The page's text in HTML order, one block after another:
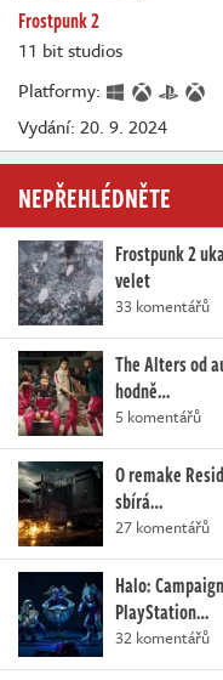
Frostpunk 2
11 bit studios
Platformy:
Vydání: 20. 9. 2024
NEPŘEHLÉDNĚTE
Frostpunk 2
velet
33 komentářů
The Alters od
hodně…
5 komentářů
O remake
sbírá…
27 komentářů
Halo:
PlayStation…
32 komentářů